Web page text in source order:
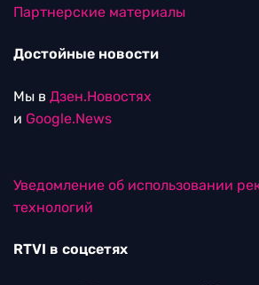
Партнерские материалы
Достойные новости
Мы в Дзен.Новостях
и Google.News
Уведомление об использовании
технологий
RTVI в соцсетях